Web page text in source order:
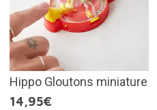
Hippo Gloutons miniature
14,95€